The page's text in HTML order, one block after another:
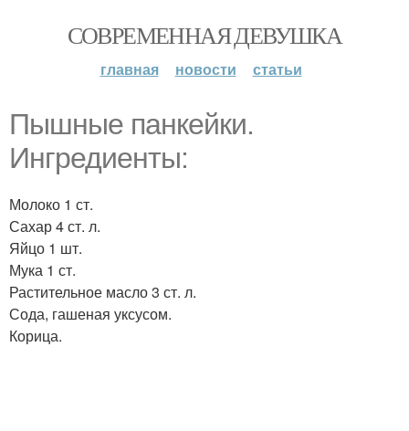
СОВРЕМЕННАЯ ДЕВУШКА
главная новости статьи
Пышные панкейки.
Ингредиенты:
Молоко 1 ст.
Сахар 4 ст. л.
Яйцо 1 шт.
Мука 1 ст.
Растительное масло 3 ст. л.
Сода, гашеная уксусом.
Корица.